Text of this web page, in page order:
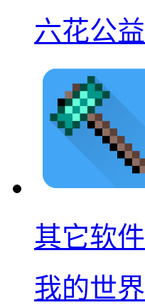
六花公
其它软件
我的世